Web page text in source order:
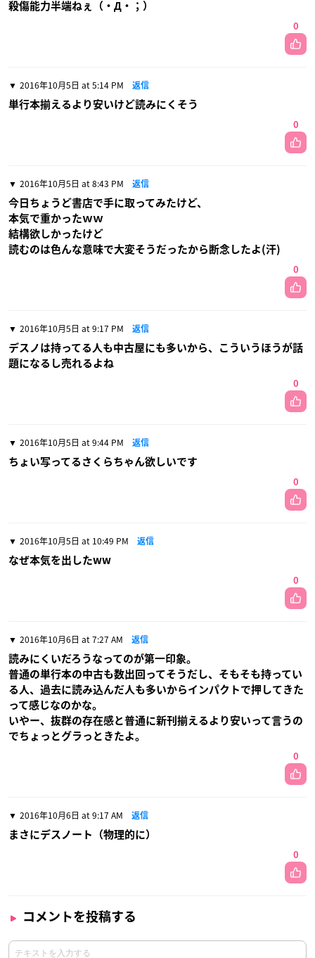
殺傷能力半端ねぇ（・Д・；）
0
2016年10月5日 at 5:14 PM 返信
単行本揃えるより安いけど読みにくそう
0
2016年10月5日 at 8:43 PM 返信
今日ちょうど書店で手に取ってみたけど、
本気で重かったｗｗ
結構欲しかったけど
読むのは色んな意味で大変そうだったから断念したよ(汗)
0
2016年10月5日 at 9:17 PM 返信
デスノは持ってる人も中古屋にも多いから、こういうほうが話
題になるし売れるよね
0
2016年10月5日 at 9:44 PM 返信
ちょい写ってるさくらちゃん欲しいです
0
2016年10月5日 at 10:49 PM 返信
なぜ本気を出したww
0
2016年10月6日 at 7:27 AM 返信
読みにくいだろうなってのが第一印象。
普通の単行本の中古も数出回ってそうだし、そもそも持ってい
る人、過去に読み込んだ人も多いからインパクトで押してきた
って感じなのかな。
いやー、抜群の存在感と普通に新刊揃えるより安いって言うの
でちょっとグラっときたよ。
0
2016年10月6日 at 9:17 AM 返信
まさにデスノート（物理的に）
0
コメントを投稿する